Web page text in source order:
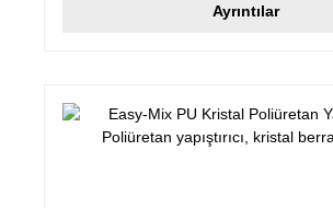
Ayrıntılar